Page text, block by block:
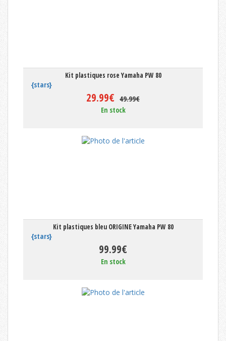
Kit plastiques rose Yamaha PW 80
{stars}
29.99€ 49.99€
En stock
Kit plastiques bleu ORIGINE Yamaha PW 80
{stars}
99.99€
En stock